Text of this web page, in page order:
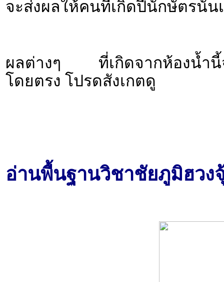
จะส่งผลให้คนที่เกิดปีนักษัตรนั้น
ผลต่างๆ ที่เกิดจากห้องน้ำนี้
โดยตรง โปรดสังเกตดู
อ่านพื้นฐานวิชาชัยภูมิฮวง